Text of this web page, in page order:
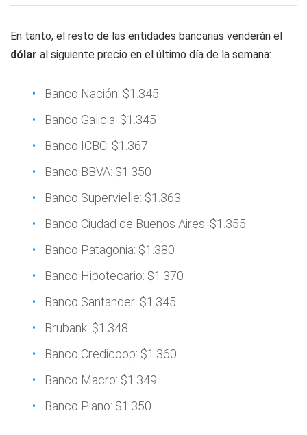
En tanto, el resto de las entidades bancarias venderán el
dólar al siguiente precio en el último día de la semana:
Banco Nación: $1.345
Banco Galicia: $1.345
Banco ICBC: $1.367
Banco BBVA: $1.350
Banco Supervielle: $1.363
Banco Ciudad de Buenos Aires: $1.355
Banco Patagonia: $1.380
Banco Hipotecario: $1.370
Banco Santander: $1.345
Brubank: $1.348
Banco Credicoop: $1.360
Banco Macro: $1.349
Banco Piano: $1.350